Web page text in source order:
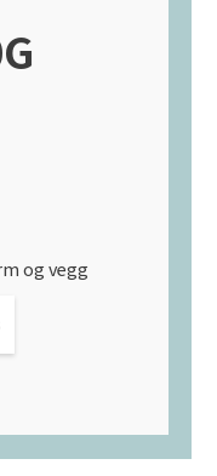
og vegg